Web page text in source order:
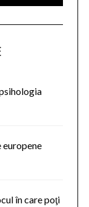
europene
în care poţi